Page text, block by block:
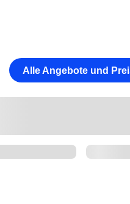
Alle Angebote und